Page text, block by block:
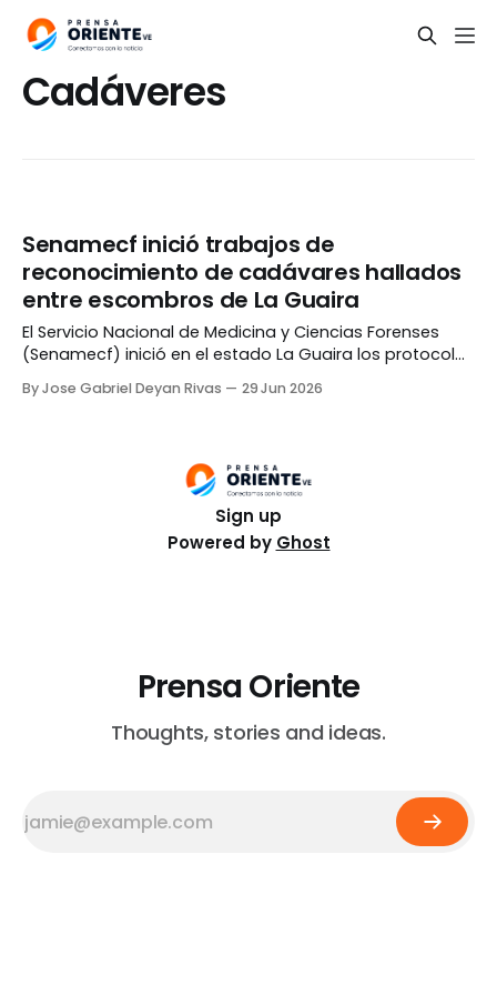
Cadáveres
Senamecf inició trabajos de
reconocimiento de cadávares hallados
entre escombros de La Guaira
El Servicio Nacional de Medicina y Ciencias Forenses
(Senamecf) inició en el estado La Guaira los protocolos
terremoto registrado el pasado miércoles en la entidad
By Jose Gabriel Deyan Rivas 29 Jun 2026
Sign up
Powered by Ghost
Prensa Oriente
Thoughts, stories and ideas.